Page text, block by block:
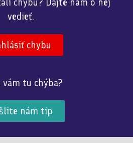
chybu? Dajte nám o nej
vedieť.
chybu
vám tu chýba?
nám tip